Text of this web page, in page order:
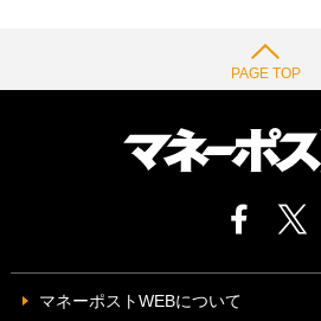
PAGE TOP
マネーポストWEBについて